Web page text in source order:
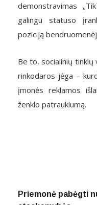
demonstravimas
galingu statuso
poziciją
Be to, socialinių
rinkodaros jėga –
įmonės reklamos
ženklo patrauklumą.
Priemonė pabėgti